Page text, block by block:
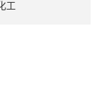
工